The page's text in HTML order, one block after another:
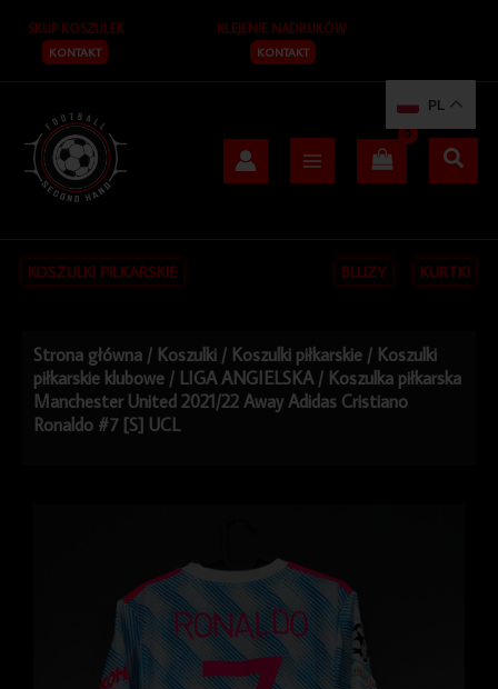
treści
SKUP KOSZULEK
KONTAKT
KLEJENIE NADRUKÓW
KONTAKT
KOSZULKI PIŁKARSKIE BLUZY KURTKI
Strona główna / Koszulki / Koszulki piłkarskie / Koszulki
piłkarskie klubowe / LIGA ANGIELSKA / Koszulka piłkarska
Manchester United 2021/22 Away Adidas Cristiano
Ronaldo #7 [S] UCL
PL